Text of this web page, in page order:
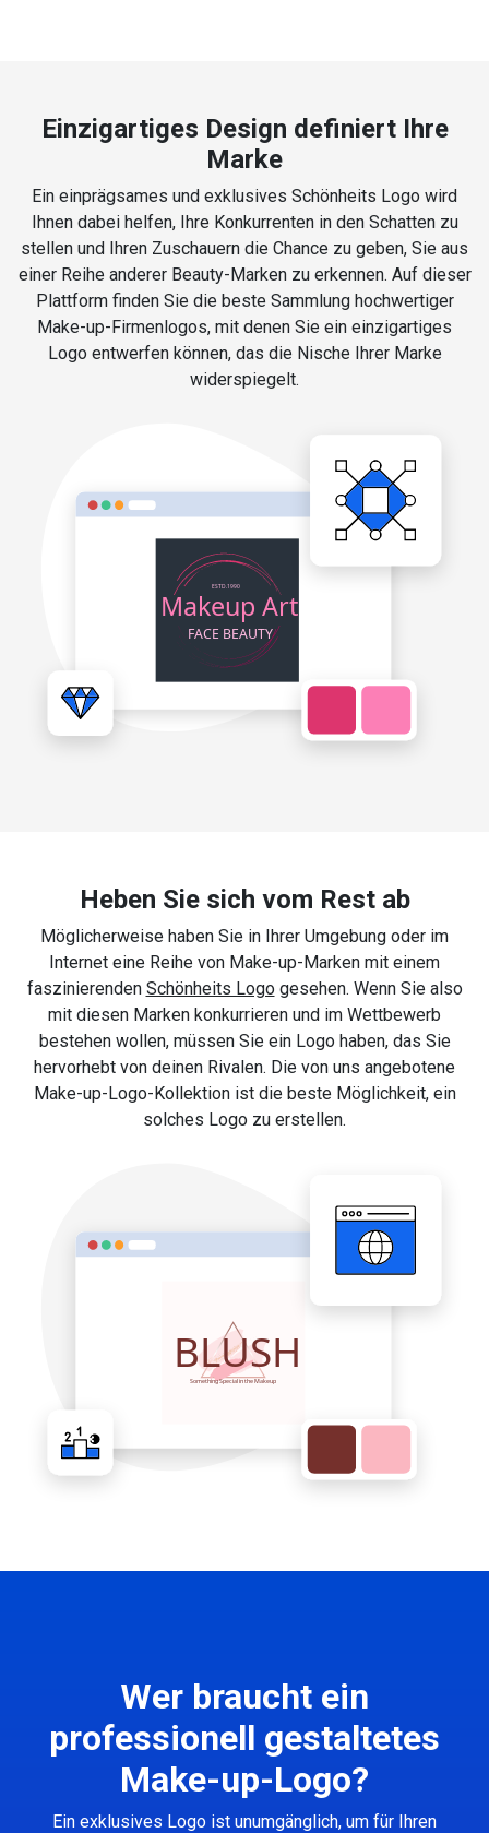
Einzigartiges Design definiert Ihre
Marke
Ein einprägsames und exklusives Schönheits Logo wird
Ihnen dabei helfen, Ihre Konkurrenten in den Schatten zu
stellen und Ihren Zuschauern die Chance zu geben, Sie aus
einer Reihe anderer Beauty-Marken zu erkennen. Auf dieser
Plattform finden Sie die beste Sammlung hochwertiger
Make-up-Firmenlogos, mit denen Sie ein einzigartiges
Logo entwerfen können, das die Nische Ihrer Marke
widerspiegelt.
Heben Sie sich vom Rest ab
Möglicherweise haben Sie in Ihrer Umgebung oder im
Internet eine Reihe von Make-up-Marken mit einem
faszinierenden Schönheits Logogesehen. Wenn Sie also
mit diesen Marken konkurrieren und im Wettbewerb
bestehen wollen, müssen Sie ein Logo haben, das Sie
hervorhebt von deinen Rivalen. Die von uns angebotene
Make-up-Logo-Kollektion ist die beste Möglichkeit, ein
solches Logo zu erstellen.
Wer braucht ein
professionell gestaltetes
Make-up-Logo?
Ein exklusives Logo ist unumgänglich, um für Ihren